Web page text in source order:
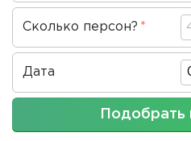
проведения
Сколько персон?
Дата
Подобрать